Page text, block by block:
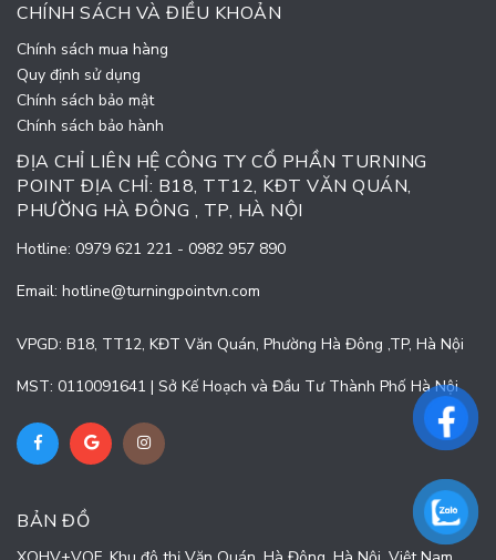
CHÍNH SÁCH VÀ ĐIỀU KHOẢN
Chính sách mua hàng
Quy định sử dụng
Chính sách bảo mật
Chính sách bảo hành
ĐỊA CHỈ LIÊN HỆ CÔNG TY CỔ PHẦN TURNING
POINT ĐỊA CHỈ: B18, TT12, KĐT VĂN QUÁN,
PHƯỜNG HÀ ĐÔNG , TP, HÀ NỘI
Hotline: 0979 621 221 - 0982 957 890
Email: hotline@turningpointvn.com
VPGD: B18, TT12, KĐT Văn Quán, Phường Hà Đông ,TP, Hà Nội
MST: 0110091641 | Sở Kế Hoạch và Đầu Tư Thành Phố Hà Nội
BẢN ĐỒ